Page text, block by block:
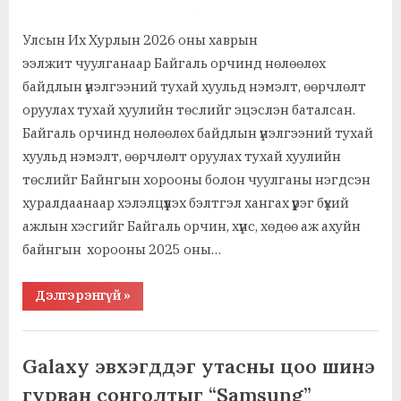
Улсын Их Хурлын 2026 оны хаврын
ээлжит чуулганаар Байгаль орчинд нөлөөлөх
байдлын үнэлгээний тухай хуульд нэмэлт, өөрчлөлт
оруулах тухай хуулийн төслийг эцэслэн баталсан.
Байгаль орчинд нөлөөлөх байдлын үнэлгээний тухай
хуульд нэмэлт, өөрчлөлт оруулах тухай хуулийн
төслийг Байнгын хорооны болон чуулганы нэгдсэн
хуралдаанаар хэлэлцүүлэх бэлтгэл хангах үүрэг бүхий
ажлын хэсгийг Байгаль орчин, хүнс, хөдөө аж ахуйн
байнгын хорооны 2025 оны…
Дэлгэрэнгүй“УИХ:
Байгаль
үзүүлэх
хүрээ,
төсөл
хэрэгжих
»
Нийгэм, иргэн, гэр бүл
Хөдөө аж ахуй,Хууль, эрх зүй Эрүүл мэнд, анагаах ухаан
Galaxy эвхэгддэг утасны цоо шинэ
гурван сонголтыг “Samsung”